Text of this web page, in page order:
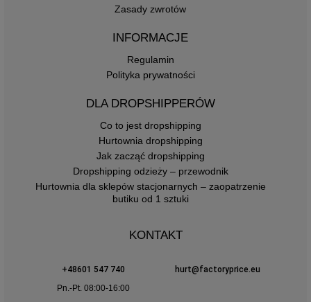
Zasady zwrotów
INFORMACJE
Regulamin
Polityka prywatności
DLA DROPSHIPPERÓW
Co to jest dropshipping
Hurtownia dropshipping
Jak zacząć dropshipping
Dropshipping odzieży – przewodnik
Hurtownia dla sklepów stacjonarnych – zaopatrzenie
butiku od 1 sztuki
KONTAKT
+48601 547 740
hurt@factoryprice.eu
Pn.-Pt. 08:00-16:00